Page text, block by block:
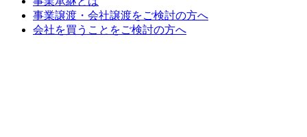
事業譲渡・会社譲渡をご検討の方へ
会社を買うことをご検討の方へ